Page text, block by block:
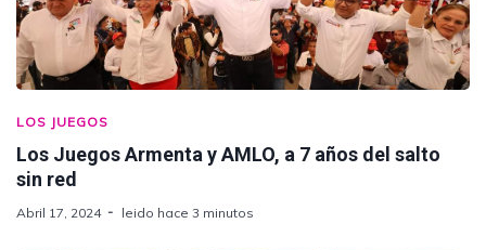
LOS JUEGOS
Los Juegos Armenta y AMLO, a 7 años del salto
sin red
Abril 17, 2024 leido hace 3 minutos